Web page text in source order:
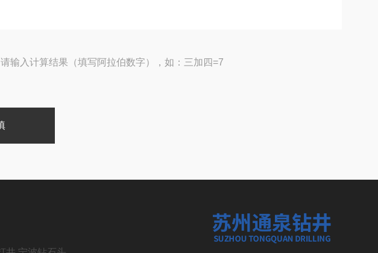
请输入计算结果（填写阿拉伯数字），如：三加四=7